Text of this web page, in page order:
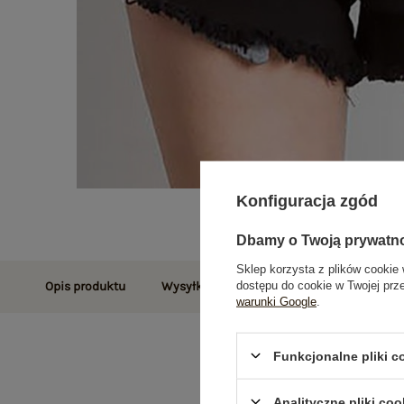
Opis produktu Wysyłka i dostawa Zwroty i
Konfiguracja zgód
Dbamy o Twoją
Sklep korzysta z plików cookie
dostępu do cookie w Twojej
warunki Google
Funkcjonalne pliki